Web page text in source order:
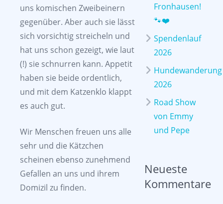
uns komischen Zweibeinern
gegenüber. Aber auch sie lässt
sich vorsichtig streicheln und
hat uns schon gezeigt, wie laut
(!) sie schnurren kann. Appetit
haben sie beide ordentlich,
und mit dem Katzenklo klappt
es auch gut.
Wir Menschen freuen uns alle
sehr und die Kätzchen
scheinen ebenso zunehmend
Gefallen an uns und ihrem
Domizil zu finden.
Fronhausen!
🐾❤️
Spendenlauf
2026
Hundewanderung
2026
Road Show
von Emmy
und Pepe
Neueste
Kommentare